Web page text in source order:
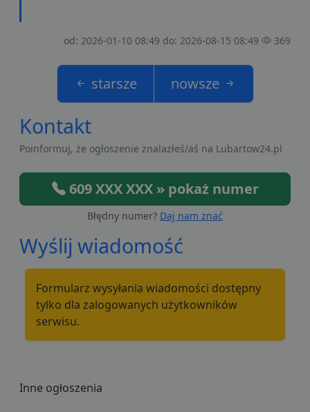
od: 2026-01-10 08:49 do: 2026-08-15 08:49 369
starsze nowsze
Kontakt
Poinformuj, że ogłoszenie znalazłeś/aś na Lubartow24.pl
609 XXX XXX » pokaż numer
Błędny numer? Daj nam znać
Wyślij wiadomość
Formularz wysyłania wiadomości dostępny
tylko dla zalogowanych użytkowników
serwisu.
Inne ogłoszenia